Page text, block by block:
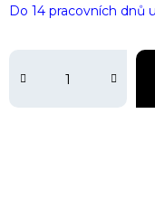
Do 14 pracovních dnů